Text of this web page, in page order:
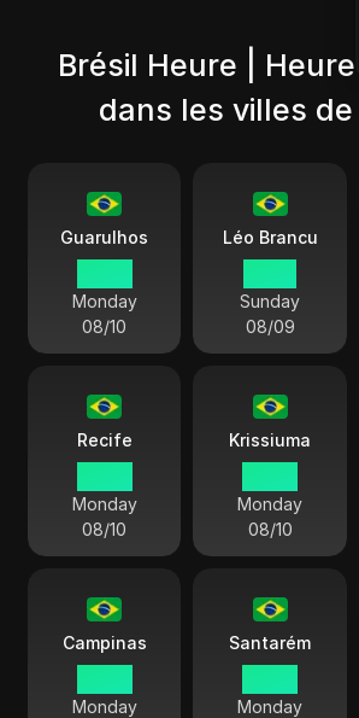
Brésil Heure |
dans les villes de
Guarulhos
Monday
08/10
Léo Brancu
Sunday
08/09
Recife
Monday
08/10
Krissiuma
Monday
08/10
Campinas
Monday
Santarém
Monday